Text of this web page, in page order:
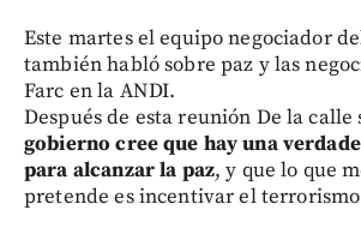
Este martes el equipo negociador
también habló sobre paz y las
Farc en la ANDI.
Después de esta reunión De la
gobierno cree que hay una
para alcanzar la paz, y que lo que
pretende es incentivar el